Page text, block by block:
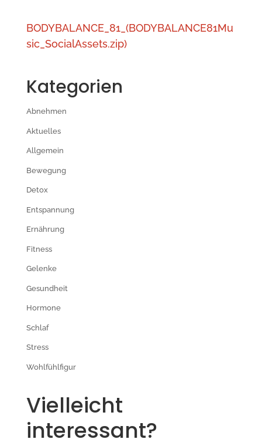
BODYBALANCE_81_(BODYBALANCE81Mu
sic_SocialAssets.zip)
Kategorien
Abnehmen
Aktuelles
Allgemein
Bewegung
Detox
Entspannung
Ernährung
Fitness
Gelenke
Gesundheit
Hormone
Schlaf
Stress
Wohlfühlfigur
Vielleicht
interessant?